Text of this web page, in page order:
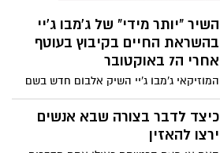
אבל זה לא אומר שהם התקדמו הלאה".
השיר "יותר מידי" של ג'מבו ג'יי
בהשראת החיים בקיבוץ בעוטף
אחרי ה7 באוקטובר
המוזיקאי ג'מבו ג'יי השיק אלבום חדש בשם
"הכל טוב", הזמין בכל פלטפורמות
הסטרימינג. האלבום נכתב לאחר חזרתו
לקיבוץ בעוטף עזה, שמונה חודשים לאחר
כיצד לדבר בצורה שבא אנשים
ירצו להאזין